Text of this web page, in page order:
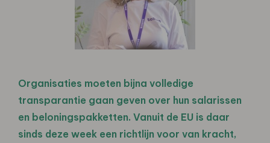
Organisaties moeten bijna volledige
transparantie gaan geven over hun salarissen
en beloningspakketten. Vanuit de EU is daar
sinds deze week een richtlijn voor van kracht,